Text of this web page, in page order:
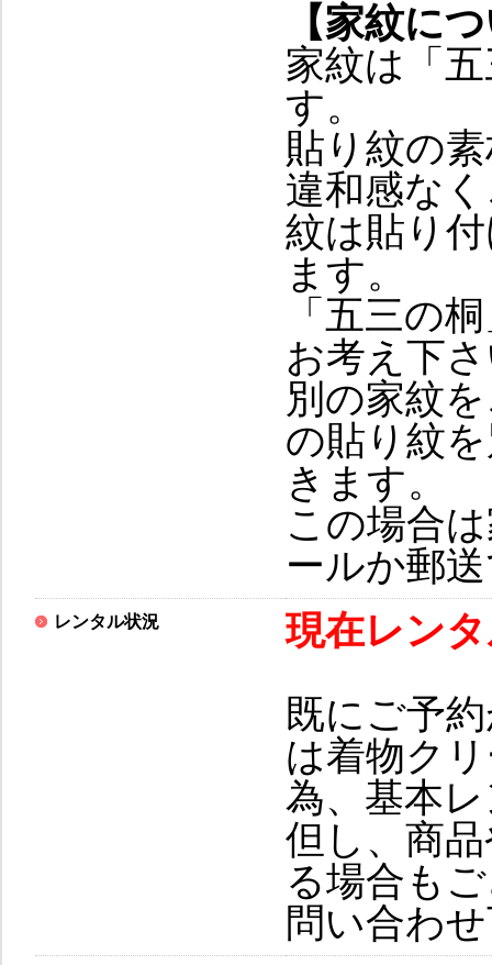
【家紋に
家紋は「
す。
貼り紋の
違和感な
紋は貼り
ます。
「五三の
お考え下
別の家紋
の貼り紋
きます。
この場合
ールか郵
レンタル状況 現在レン
既にご予
は着物ク
為、基本
但し、商
る場合も
問い合わ